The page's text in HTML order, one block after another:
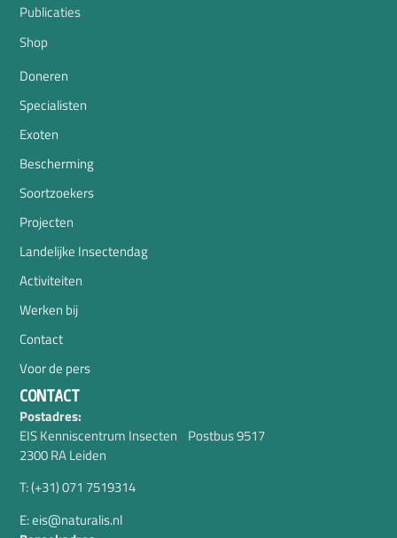
Publicaties
Shop
Doneren
Specialisten
Exoten
Bescherming
Soortzoekers
Projecten
Landelijke Insectendag
Activiteiten
Werken bij
Contact
Voor de pers
CONTACT
Postadres:
EIS Kenniscentrum Insecten Postbus 9517
2300 RA Leiden
T: (+31) 071 7519314
E: eis@naturalis.nl